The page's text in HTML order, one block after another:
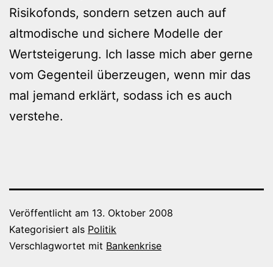
Risikofonds, sondern setzen auch auf
altmodische und sichere Modelle der
Wertsteigerung. Ich lasse mich aber gerne
vom Gegenteil überzeugen, wenn mir das
mal jemand erklärt, sodass ich es auch
verstehe.
Veröffentlicht am 13. Oktober 2008
Kategorisiert als Politik
Verschlagwortet mit Bankenkrise